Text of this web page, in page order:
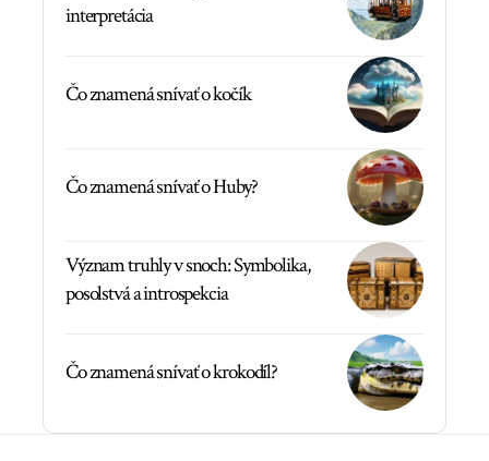
interpretácia
Čo znamená snívať o kočík
Čo znamená snívať o Huby?
Význam truhly v snoch: Symbolika,
posolstvá a introspekcia
Čo znamená snívať o krokodíl?